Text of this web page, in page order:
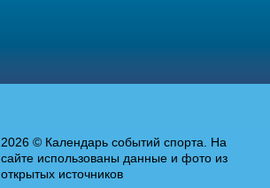
2026 © Календарь событий спорта. На
сайте использованы данные и фото из
открытых источников